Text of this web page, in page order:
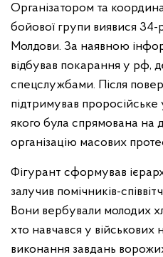
Організатором та
бойової групи виявися
Молдови. За наявною
відбував покарання у рф,
спецслужбами. Після
підтримував проросійське
якого була спрямована на
організацію масових
Фігурант сформував
залучив помічників-
Вони вербували молодих
хто навчався у військових
виконання завдань